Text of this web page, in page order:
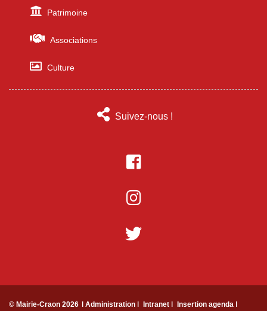
Patrimoine
Associations
Culture
Suivez-nous !
© Mairie-Craon 2026 ǀ Administration ǀ Intranet ǀ Insertion agenda ǀ